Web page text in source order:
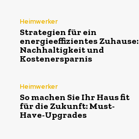
Heimwerker
Strategien für ein
energieeffizientes Zuhause:
Nachhaltigkeit und
Kostenersparnis
Heimwerker
So machen Sie Ihr Haus fit
für die Zukunft: Must-
Have-Upgrades